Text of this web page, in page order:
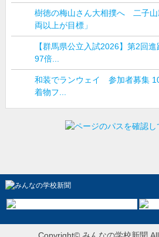
樹徳の梅山さん大相撲へ 二子
両以上が目標」
【群馬県公立入試2026】第2回
97倍...
和装でランウェイ 参加者募集
着物フ...
Copyright© みんなの学校新聞